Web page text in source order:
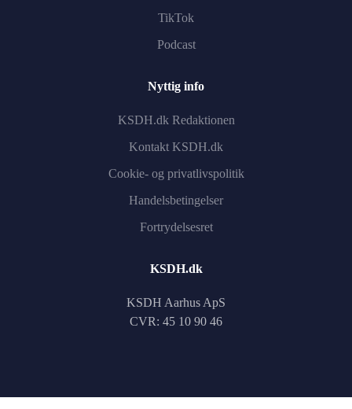
TikTok
Podcast
Nyttig info
KSDH.dk Redaktionen
Kontakt KSDH.dk
Cookie- og privatlivspolitik
Handelsbetingelser
Fortrydelsesret
KSDH.dk
KSDH Aarhus ApS
CVR: 45 10 90 46